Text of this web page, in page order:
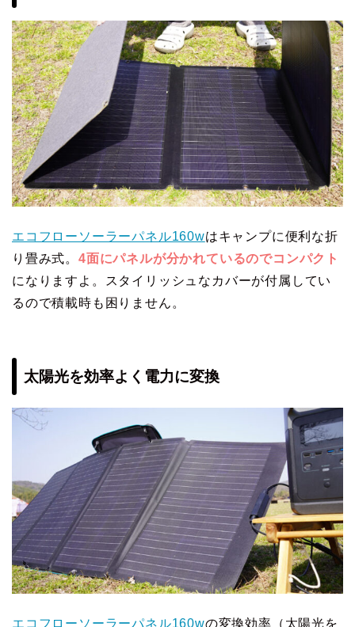
エコフローソーラーパネル160wはキャンプに便利な折
り畳み式。 4面にパネルが分かれているのでコンパクト
になりますよ。スタイリッシュなカバーが付属してい
るので積載時も困りません。
太陽光を効率よく電力に変換
エコフローソーラーパネル160wの変換効率（太陽光を